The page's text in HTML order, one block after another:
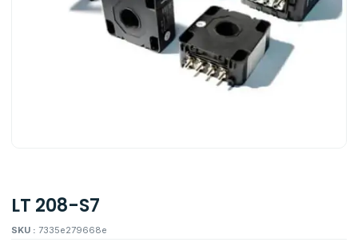
LT 208-S7
SKU : 7335e279668e